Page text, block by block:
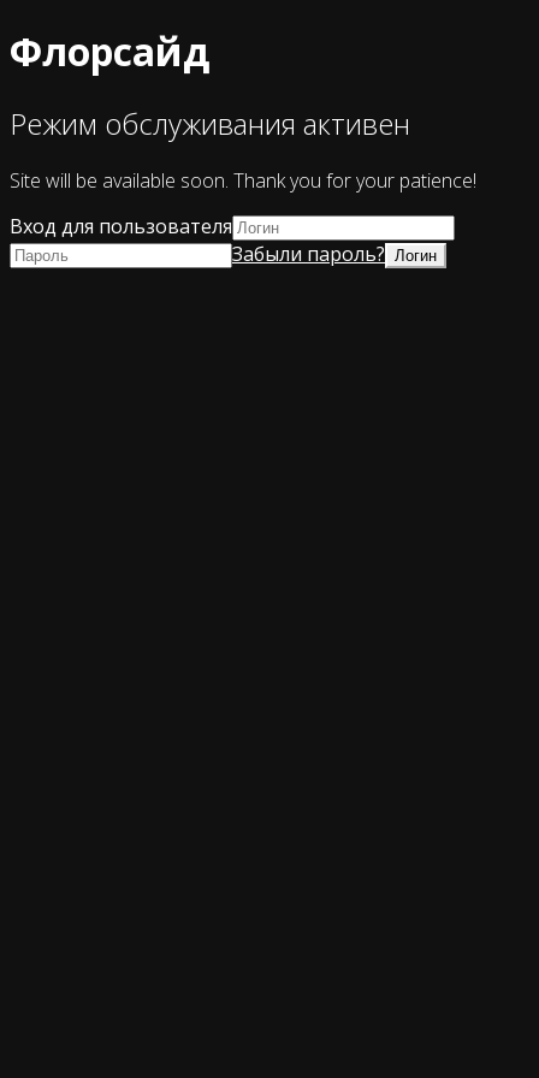
Флорсайд
Режим обслуживания активен
Site will be available soon. Thank you for your patience!
Вход для пользователя
Забыли пароль?